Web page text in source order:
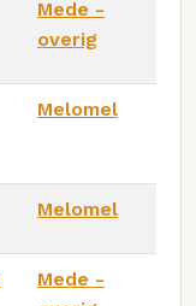
Mede -
overig
Melomel
Melomel
Mede -